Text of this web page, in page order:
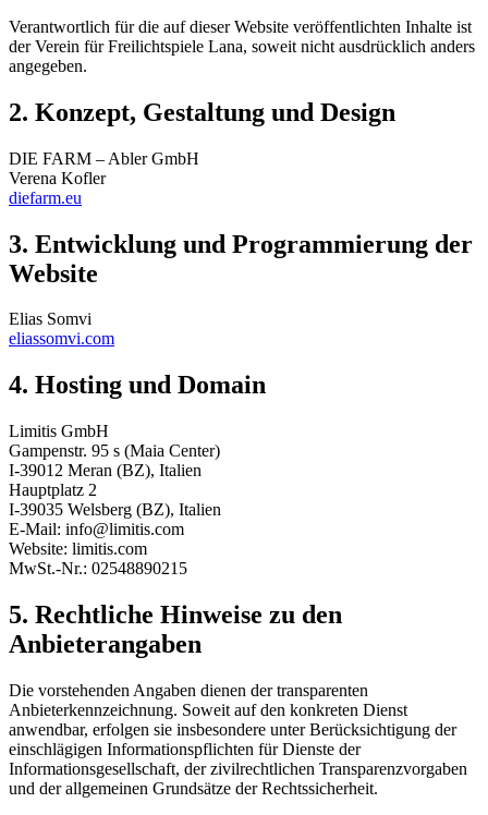
Verantwortlich für die auf dieser Website veröffentlichten Inhalte ist
der Verein für Freilichtspiele Lana, soweit nicht ausdrücklich anders
angegeben.
2. Konzept, Gestaltung und Design
DIE FARM – Abler GmbH
Verena Kofler
diefarm.eu
3. Entwicklung und Programmierung der
Website
Elias Somvi
eliassomvi.com
4. Hosting und Domain
Limitis GmbH
Gampenstr. 95 s (Maia Center)
I-39012 Meran (BZ), Italien
Hauptplatz 2
I-39035 Welsberg (BZ), Italien
E-Mail: info@limitis.com
Website: limitis.com
MwSt.-Nr.: 02548890215
5. Rechtliche Hinweise zu den
Anbieterangaben
Die vorstehenden Angaben dienen der transparenten
Anbieterkennzeichnung. Soweit auf den konkreten Dienst
anwendbar, erfolgen sie insbesondere unter Berücksichtigung der
einschlägigen Informationspflichten für Dienste der
Informationsgesellschaft, der zivilrechtlichen Transparenzvorgaben
und der allgemeinen Grundsätze der Rechtssicherheit.